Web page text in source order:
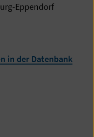
Eppendorf
in der Datenbank